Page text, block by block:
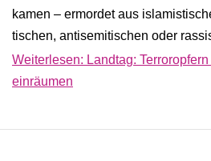
kamen – ermordet aus
tischen, antisemitischen oder
Weiterlesen: Landtag:
einräumen